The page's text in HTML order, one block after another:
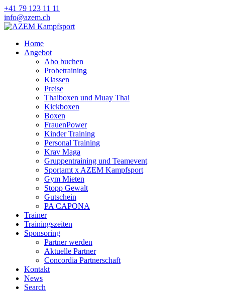
+41 79 123 11 11
info@azem.ch
Home
Angebot
Abo buchen
Probetraining
Klassen
Preise
Thaiboxen und Muay Thai
Kickboxen
Boxen
FrauenPower
Kinder Training
Personal Training
Krav Maga
Gruppentraining und Teamevent
Sportamt x AZEM Kampfsport
Gym Mieten
Stopp Gewalt
Gutschein
PA CAPONA
Trainer
Trainingszeiten
Sponsoring
Partner werden
Aktuelle Partner
Concordia Partnerschaft
Kontakt
News
Search